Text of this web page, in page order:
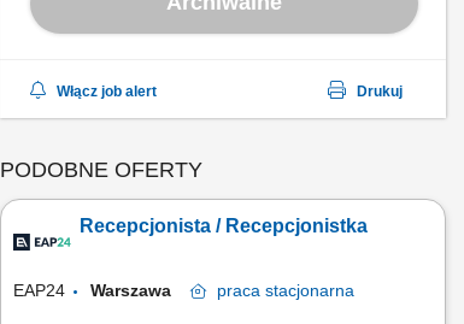
Włącz job alert Drukuj
PODOBNE OFERTY
Recepcjonista / Recepcjonistka
EAP24 Warszawa praca stacjonarna